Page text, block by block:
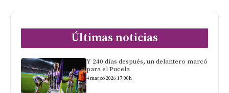
Últimas noticias
Y 240 días después, un delantero marcó
para el Pucela
4 marzo 2026 17:00h